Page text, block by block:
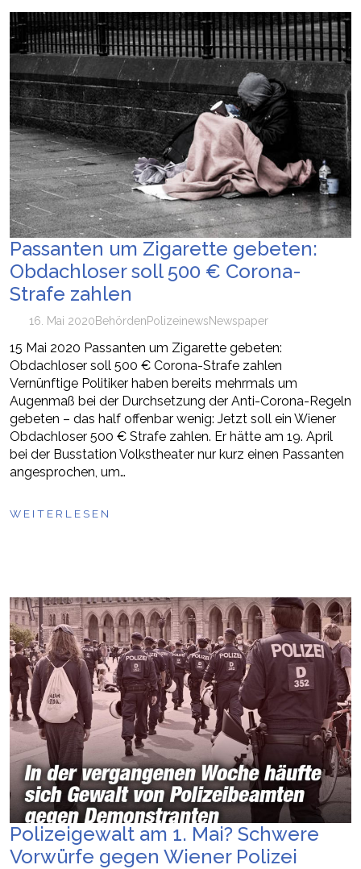
Passanten um Zigarette gebeten:
Obdachloser soll 500 € Corona-
Strafe zahlen
16. Mai 2020BehördenPolizeinewsNewspaper
15 Mai 2020 Passanten um Zigarette gebeten:
Obdachloser soll 500 € Corona-Strafe zahlen
Vernünftige Politiker haben bereits mehrmals um
Augenmaß bei der Durchsetzung der Anti-Corona-Regeln
gebeten – das half offenbar wenig: Jetzt soll ein Wiener
Obdachloser 500 € Strafe zahlen. Er hätte am 19. April
bei der Busstation Volkstheater nur kurz einen Passanten
angesprochen, um…
WEITERLESEN
Polizeigewalt am 1. Mai? Schwere
Vorwürfe gegen Wiener Polizei